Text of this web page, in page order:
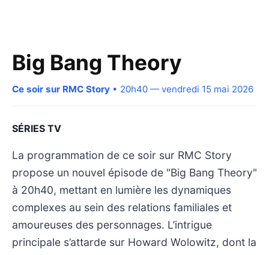
Big Bang Theory
Ce soir sur RMC Story • 20h40 — vendredi 15 mai 2026
SÉRIES TV
La programmation de ce soir sur RMC Story
propose un nouvel épisode de "Big Bang Theory"
à 20h40, mettant en lumière les dynamiques
complexes au sein des relations familiales et
amoureuses des personnages. L’intrigue
principale s’attarde sur Howard Wolowitz, dont la